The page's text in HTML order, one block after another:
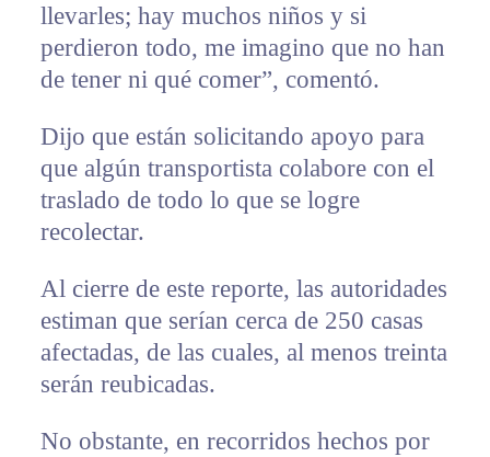
llevarles; hay muchos niños y si
perdieron todo, me imagino que no han
de tener ni qué comer”, comentó.
Dijo que están solicitando apoyo para
que algún transportista colabore con el
traslado de todo lo que se logre
recolectar.
Al cierre de este reporte, las autoridades
estiman que serían cerca de 250 casas
afectadas, de las cuales, al menos treinta
serán reubicadas.
No obstante, en recorridos hechos por